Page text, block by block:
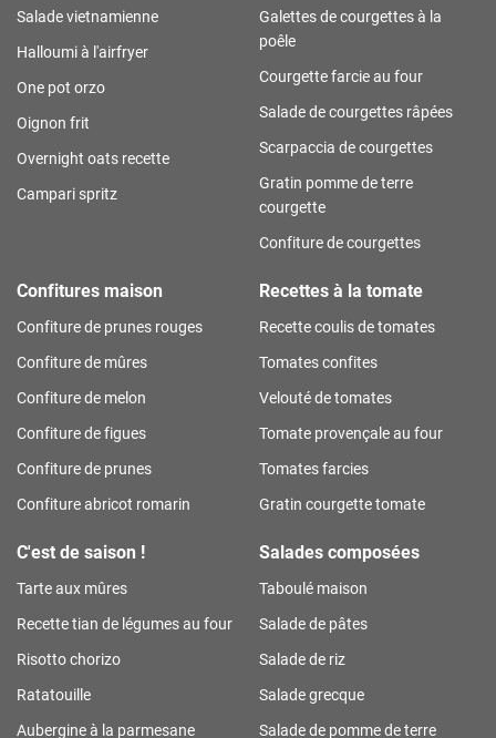
Salade vietnamienne
Halloumi à l'airfryer
One pot orzo
Oignon frit
Overnight oats recette
Campari spritz
Galettes de courgettes à la
poêle
Courgette farcie au four
Salade de courgettes râpées
Scarpaccia de courgettes
Gratin pomme de terre
courgette
Confiture de courgettes
Confitures maison
Confiture de prunes rouges
Confiture de mûres
Confiture de melon
Confiture de figues
Confiture de prunes
Confiture abricot romarin
Recettes à la tomate
Recette coulis de tomates
Tomates confites
Velouté de tomates
Tomate provençale au four
Tomates farcies
Gratin courgette tomate
C'est de saison !
Tarte aux mûres
Recette tian de légumes au four
Risotto chorizo
Ratatouille
Aubergine à la parmesane
Salades composées
Taboulé maison
Salade de pâtes
Salade de riz
Salade grecque
Salade de pomme de terre